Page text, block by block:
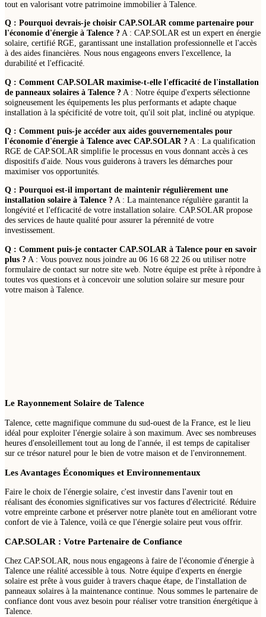
tout en valorisant votre patrimoine immobilier à Talence.
Q : Pourquoi devrais-je choisir CAP.SOLAR comme partenaire pour
l'économie d'énergie à Talence ?A : CAP.SOLAR est un expert en énergie
solaire, certifié RGE, garantissant une installation professionnelle et l'accès
à des aides financières. Nous nous engageons envers l'excellence, la
durabilité et l'efficacité.
Q : Comment CAP.SOLAR maximise-t-elle l'efficacité de l'installation
de panneaux solaires à Talence ? A : Notre équipe d'experts sélectionne
soigneusement les équipements les plus performants et adapte chaque
installation à la spécificité de votre toit, qu'il soit plat, incliné ou atypique.
Q : Comment puis-je accéder aux aides gouvernementales pour
l'économie d'énergie à Talence avec CAP.SOLAR ? A : La qualification
RGE de CAP.SOLAR simplifie le processus en vous donnant accès à ces
dispositifs d'aide. Nous vous guiderons à travers les démarches pour
maximiser vos opportunités.
Q : Pourquoi est-il important de maintenir régulièrement une
installation solaire à Talence ?A : La maintenance régulière garantit la
longévité et l'efficacité de votre installation solaire. CAP.SOLAR propose
des services de haute qualité pour assurer la pérennité de votre
investissement.
Q : Comment puis-je contacter CAP.SOLAR à Talence pour en savoir
plus ? A : Vous pouvez nous joindre au 06 16 68 22 26 ou utiliser notre
formulaire de contact sur notre site web. Notre équipe est prête à répondre à
toutes vos questions et à concevoir une solution solaire sur mesure pour
votre maison à Talence.
Le Rayonnement Solaire de Talence
Talence, cette magnifique commune du sud-ouest de la France, est le lieu
idéal pour exploiter l'énergie solaire à son maximum. Avec ses nombreuses
heures d'ensoleillement tout au long de l'année, il est temps de capitaliser
sur ce trésor naturel pour le bien de votre maison et de l'environnement.
Les Avantages Économiques et Environnementaux
Faire le choix de l'énergie solaire, c'est investir dans l'avenir tout en
réalisant des économies significatives sur vos factures d'électricité. Réduire
votre empreinte carbone et préserver notre planète tout en améliorant votre
confort de vie à Talence, voilà ce que l'énergie solaire peut vous offrir.
CAP.SOLAR : Votre Partenaire de Confiance
Chez CAP.SOLAR, nous nous engageons à faire de l'économie d'énergie à
Talence une réalité accessible à tous. Notre équipe d'experts en énergie
solaire est prête à vous guider à travers chaque étape, de l'installation de
panneaux solaires à la maintenance continue. Nous sommes le partenaire de
confiance dont vous avez besoin pour réaliser votre transition énergétique à
Talence.